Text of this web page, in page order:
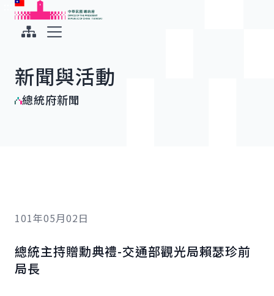
跳到主要內容
中華民國總統府
新聞與活動
總統府新聞
101年05月02日
總統主持贈勳典禮-交通部觀光局賴瑟珍前
局長